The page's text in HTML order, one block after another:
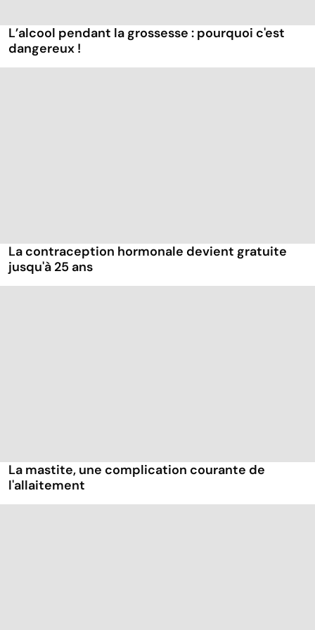
L’alcool pendant la grossesse : pourquoi c'est
dangereux !
La contraception hormonale devient gratuite
jusqu'à 25 ans
La mastite, une complication courante de
l'allaitement